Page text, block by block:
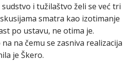
i tužilaštvo želi se već tri
smatra kao izotimanje
po ustavu, ne otima je.
na čemu se zasniva realizacija
je Škero.